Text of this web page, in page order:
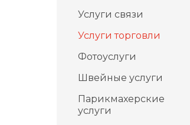
Услуги связи
Услуги торговли
Фотоуслуги
Швейные услуги
Парикмахерские
услуги